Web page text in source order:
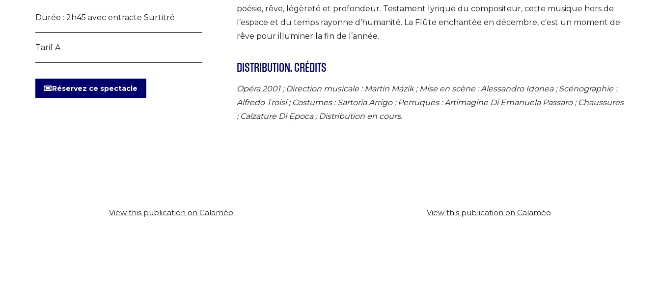
Durée : 2h45 avec entracte Surtitré
Tarif A
Réservez ce spectacle
poésie, rêve, légèreté et profondeur. Testament lyrique du compositeur, cette musique hors de
l’espace et du temps rayonne d’humanité. La Flûte enchantée en décembre, c’est un moment de
rêve pour illuminer la fin de l’année.
DISTRIBUTION, CRÉDITS
Opéra 2001 ; Direction musicale : Martin Mázik ; Mise en scène : Alessandro Idonea ; Scénographie :
Alfredo Troisi ; Costumes : Sartoria Arrigo ; Perruques : Artimagine Di Emanuela Passaro ; Chaussures
: Calzature Di Epoca ; Distribution en cours.
View this publication on Calaméo View this publication on Calaméo